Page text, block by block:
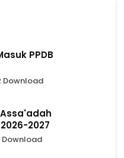
PPDB
Download
Assa'adah
2027
Download